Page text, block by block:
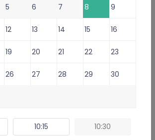
Przyjmuje w: Czw, Ndz, Śr,
Wystawiam
recepty
zwolnienia
o e-Receptę -
o L4 (e-ZLA) i/lub eReceptę -
5 6 7 8 9
12 13 14 15 16
19 20 21 22 23
26 27 28 29 30
10:15 10:30